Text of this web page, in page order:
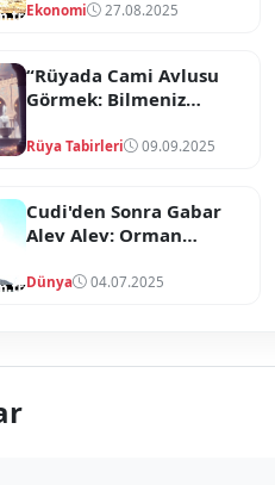
Ekonomi 27.08.2025
“Rüyada Cami Avlusu
Görmek: Bilmeniz
Rüya Tabirleri 09.09.2025
Cudi'den Sonra Gabar
Alev Alev: Orman
Çıkıyor Mu?
Dünya 04.07.2025